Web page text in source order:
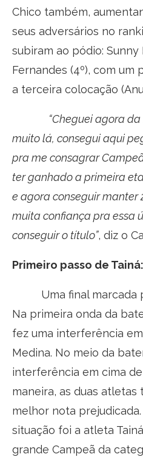
Chico também,
seus adversários no
subiram ao pódio: Sunny
Fernandes (4º), com um
a terceira colocação
“Cheguei agora
muito lá, consegui aqui
pra me consagrar
ter ganhado a primeira
e agora conseguir manter
muita confiança pra essa
conseguir o título”, diz o
Primeiro passo de
Uma final
Na primeira onda da
fez uma interferência
Medina. No meio da
interferência em cima
maneira, as duas atletas
melhor nota
situação foi a atleta
grande Campeã da